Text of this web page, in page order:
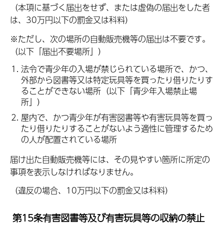
（本項に基づく届出をせず、または虚偽の届出をした者
は、30万円以下の罰金又は科料）
※ただし、次の場所の自動販売機等の届出は不要です。
（以下「届出不要場所」）
法令で青少年の入場が禁じられている場所で、かつ、
外部から図書等又は特定玩具等を買ったり借りたりす
ることができない場所（以下「青少年入場禁止場
所」）
屋内で、かつ青少年が有害図書等や有害玩具等を買っ
たり借りたりすることがないよう適性に管理するため
の人が配置されている場所
届け出た自動販売機等には、その見やすい箇所に所定の
事項を表示しなければなりません。
（違反の場合、10万円以下の罰金又は科料）
第15条有害図書等及び有害玩具等の収納の禁止